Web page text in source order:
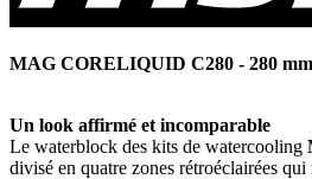
MAG CORELIQUID C280 - 280 mm
Un look affirmé et incomparable
Le waterblock des kits de watercooling
divisé en quatre zones rétroéclairées